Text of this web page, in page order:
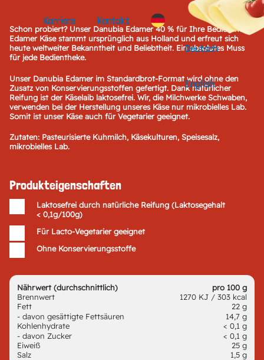
Karriere Kontakt
Deutsch
English
Schon probiert? Unser Danubia Edamer 40 % für Ihre Bedientheke.
Edamer Käse stammt ursprünglich aus Holland und erfreut sich
heute weltweiter Bekanntheit und Beliebtheit. Ein absolutes Muss
für jede Bedientheke.
Unser Danubia Edamer im Standardbrot-Format wird ohne den
Zusatz von Konservierungsstoffen gefertigt. Dank natürlicher
Reifung ist der Käselaib laktosefrei. Wir, die Milchwerke Schwaben,
verwenden bei der Herstellung unseres Käse nur mikrobielles Lab.
Somit ist unser Käse auch für Vegetarier geeignet.
Zutaten: Pasteurisierte Kuhmilch, Käsekulturen, Speisesalz,
mikrobielles Lab.
Nährwert (durchschnittlich)
pro 100 g
Brennwert
1270 KJ / 303 kcal
Fett
22 g
- davon gesättigte Fettsäuren
14,7 g
Kohlenhydrate
< 0,1 g
- davon Zucker
< 0,1 g
Eiweiß
25 g
Salz
1,5 g
Produkteigenschaften
Laktosefrei durch natürliche Reifung (Laktosegehalt
< 0,1g/100g)
Für Lacto-Vegetarier geeignet
Ohne Konservierungsstoffe